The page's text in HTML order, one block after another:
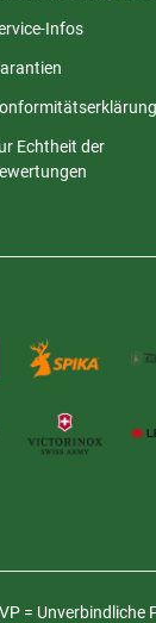
Infos
Echtheit der
= Unverbindliche